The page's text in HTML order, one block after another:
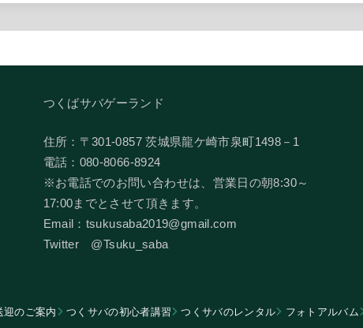
つくばサバゲーランド
住所：〒301-0857 茨城県龍ケ崎市泉町1498－1
電話：080-8066-8924
​※お電話でのお問い合わせは、営業日の朝8:30～
17:00までとさせて頂きます。
Email：tsukusaba2019@gmail.com
​Twitter @Tsuku_saba
迎のご案内 つくサバの初心者講習 つくサバのレンタル フォトアルバム